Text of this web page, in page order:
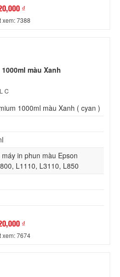
₫
xem: 7388
màu Xanh
C
1000ml màu Xanh ( cyan )
in phun màu Epson
L1110, L3110, L850
₫
xem: 7674